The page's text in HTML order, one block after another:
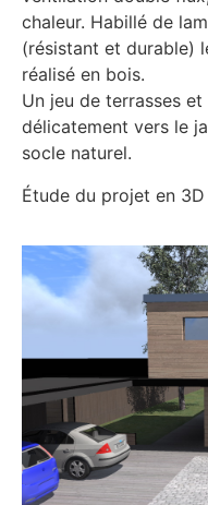
chaleur. Habillé de
(résistant et durable)
réalisé en bois.
Un jeu de terrasses et
délicatement vers le
socle naturel.
Étude du projet en 3D